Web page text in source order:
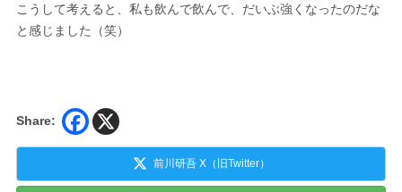
こうして考えると、私も飲んで飲んで、だいぶ強くなったのだな
と感じました（笑）
Share:
前川研吾 X（旧Twitter）